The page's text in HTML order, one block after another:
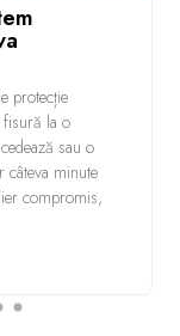
protecție
la o
sau o
câteva minute
compromis,